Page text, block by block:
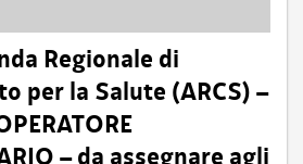
Regionale di
per la Salute (ARCS) –
– da assegnare agli